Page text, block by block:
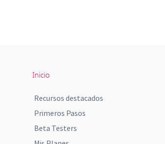
Inicio
Recursos destacados
Primeros Pasos
Beta Testers